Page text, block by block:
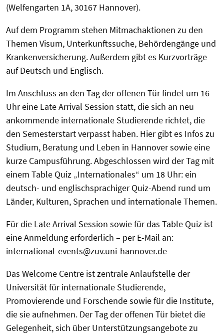
(Welfengarten 1A, 30167 Hannover).
Auf dem Programm stehen Mitmachaktionen zu den
Themen Visum, Unterkunftssuche, Behördengänge und
Krankenversicherung. Außerdem gibt es Kurzvorträge
auf Deutsch und Englisch.
Im Anschluss an den Tag der offenen Tür findet um 16
Uhr eine Late Arrival Session statt, die sich an neu
ankommende internationale Studierende richtet, die
den Semesterstart verpasst haben. Hier gibt es Infos zu
Studium, Beratung und Leben in Hannover sowie eine
kurze Campusführung. Abgeschlossen wird der Tag mit
einem Table Quiz „Internationales“ um 18 Uhr: ein
deutsch- und englischsprachiger Quiz-Abend rund um
Länder, Kulturen, Sprachen und internationale Themen.
Für die Late Arrival Session sowie für das Table Quiz ist
eine Anmeldung erforderlich – per E-Mail an:
international-events@zuv.uni-hannover.de
Das Welcome Centre ist zentrale Anlaufstelle der
Universität für internationale Studierende,
Promovierende und Forschende sowie für die Institute,
die sie aufnehmen. Der Tag der offenen Tür bietet die
Gelegenheit, sich über Unterstützungsangebote zu